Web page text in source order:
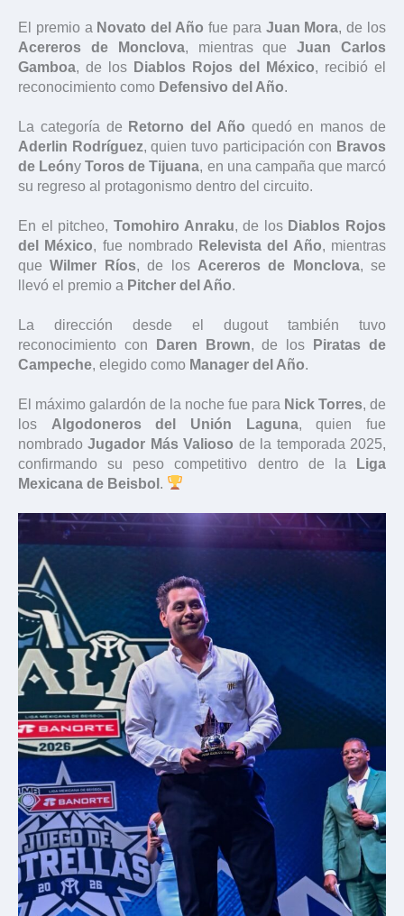
El premio a Novato del Año fue para Juan Mora, de los
Acereros de Monclova, mientras queJuan Carlos
Gamboa, de los Diablos Rojos del México, recibió el
reconocimiento como Defensivo del Año.
La categoría de Retorno del Año quedó en manos de
Aderlin Rodríguez, quien tuvo participación con Bravos
de LeónyToros de Tijuana, en una campaña que marcó
su regreso al protagonismo dentro del circuito.
En el pitcheo, Tomohiro Anraku, de los Diablos Rojos
del México, fue nombrado Relevista del Año, mientras
queWilmer Ríos, de los Acereros de Monclova, se
llevó el premio a Pitcher del Año.
La dirección desde el dugout también tuvo
reconocimiento con
Daren Brown, de los
Piratas de
Campeche, elegido como Manager del Año.
El máximo galardón de la noche fue para Nick Torres, de
los Algodoneros del Unión Laguna, quien fue
nombradoJugador Más Valioso de la temporada 2025,
confirmando su peso competitivo dentro de la
Liga
Mexicana de Beisbol .